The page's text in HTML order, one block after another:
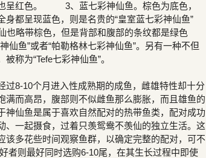
呈红色。 3、蓝七彩神仙鱼。棕色为底色，
都呈现蓝色，则是名贵的“皇室蓝七彩神仙鱼”
略带棕色，但是背部和腹部的条纹都是绿色
仙鱼”或者“帕勒格林七彩神仙鱼”。另有一种不但
称为“Tefe七彩神仙鱼”。
8-10个月进入性成熟期的成鱼，雌雄特性却十分
满而高昂，腹部则不似雌鱼那么膨胀，而且雄鱼的
仙鱼是属于喜欢自然配对的热带鱼类，配对成功
、一起摄食，过着只羡鸳鸯不羡仙的独立生活。这
多花些时间观察鱼群，以确定完整的配对，可不
者则最好同时选购6-10尾，在其生长过程中即使